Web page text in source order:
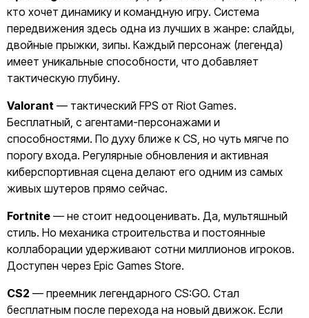
кто хочет динамику и командную игру. Система
передвижения здесь одна из лучших в жанре: слайды,
двойные прыжки, зипы. Каждый персонаж (легенда)
имеет уникальные способности, что добавляет
тактическую глубину.
Valorant — тактический FPS от Riot Games.
Бесплатный, с агентами-персонажами и
способностями. По духу ближе к CS, но чуть мягче по
порогу входа. Регулярные обновления и активная
киберспортивная сцена делают его одним из самых
живых шутеров прямо сейчас.
Fortnite — не стоит недооценивать. Да, мультяшный
стиль. Но механика строительства и постоянные
коллаборации удерживают сотни миллионов игроков.
Доступен через Epic Games Store.
CS2 — преемник легендарного CS:GO. Стал
бесплатным после перехода на новый движок. Если